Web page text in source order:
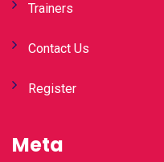
Trainers
Contact Us
Register
Meta